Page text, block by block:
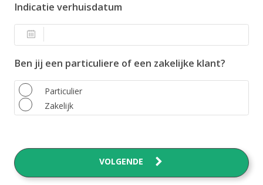
Indicatie verhuisdatum
Ben jij een particuliere of een zakelijke klant?
Particulier
Zakelijk
VOLGENDE